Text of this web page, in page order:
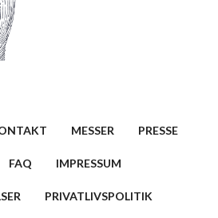
MESSER PRESSE
FAQ IMPRESSUM
PRIVATLIVSPOLITIK